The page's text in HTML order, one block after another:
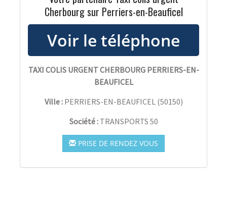
Cherbourg sur Perriers-en-Beauficel
TAXI COLIS URGENT CHERBOURG PERRIERS-EN-
BEAUFICEL
Ville : PERRIERS-EN-BEAUFICEL (50150)
Société : TRANSPORTS 50
PRISE DE RENDEZ VOUS